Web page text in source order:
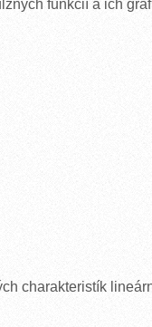
funkcií a ich
charakteristík